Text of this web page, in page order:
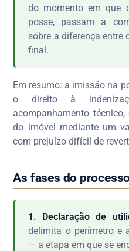
do momento em que
posse, passam a
sobre a diferença entre
final.
Em resumo: a imissão na
o direito à
acompanhamento
do imóvel mediante um
com prejuízo difícil de
As fases do
1. Declaração de
delimita o perímetro e
— a etapa em que se